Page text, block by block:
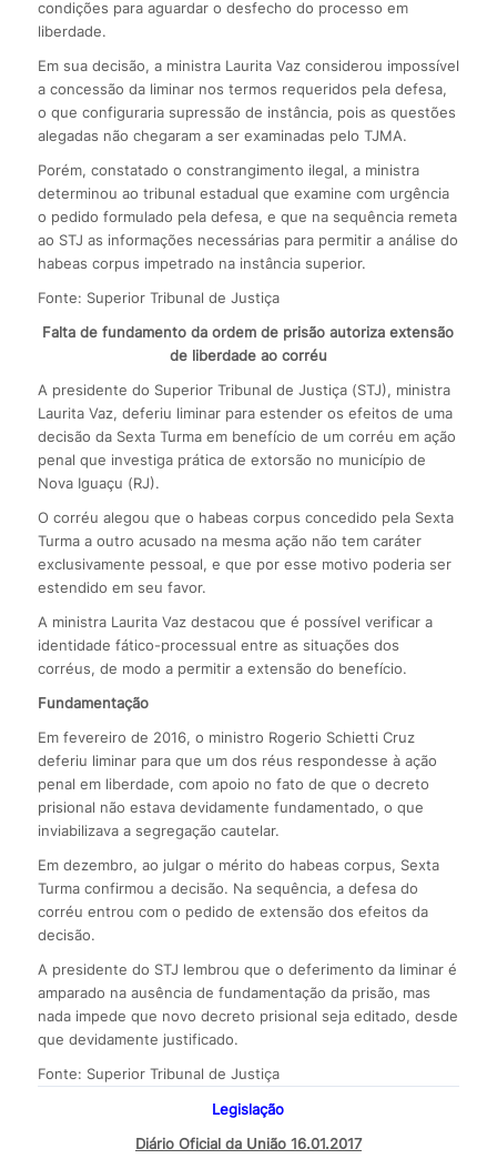
condições para aguardar o desfecho do processo em
liberdade.
Em sua decisão, a ministra Laurita Vaz considerou impossível
a concessão da liminar nos termos requeridos pela defesa,
o que configuraria supressão de instância, pois as questões
alegadas não chegaram a ser examinadas pelo TJMA.
Porém, constatado o constrangimento ilegal, a ministra
determinou ao tribunal estadual que examine com urgência
o pedido formulado pela defesa, e que na sequência remeta
ao STJ as informações necessárias para permitir a análise do
habeas corpus impetrado na instância superior.
Fonte: Superior Tribunal de Justiça
Falta de fundamento da ordem de prisão autoriza extensão
de liberdade ao corréu
A presidente do Superior Tribunal de Justiça (STJ), ministra
Laurita Vaz, deferiu liminar para estender os efeitos de uma
decisão da Sexta Turma em benefício de um corréu em ação
penal que investiga prática de extorsão no município de
Nova Iguaçu (RJ).
O corréu alegou que o habeas corpus concedido pela Sexta
Turma a outro acusado na mesma ação não tem caráter
exclusivamente pessoal, e que por esse motivo poderia ser
estendido em seu favor.
A ministra Laurita Vaz destacou que é possível verificar a
identidade fático-processual entre as situações dos
corréus, de modo a permitir a extensão do benefício.
Fundamentação
Em fevereiro de 2016, o ministro Rogerio Schietti Cruz
deferiu liminar para que um dos réus respondesse à ação
penal em liberdade, com apoio no fato de que o decreto
prisional não estava devidamente fundamentado, o que
inviabilizava a segregação cautelar.
Em dezembro, ao julgar o mérito do habeas corpus, Sexta
Turma confirmou a decisão. Na sequência, a defesa do
corréu entrou com o pedido de extensão dos efeitos da
decisão.
A presidente do STJ lembrou que o deferimento da liminar é
amparado na ausência de fundamentação da prisão, mas
nada impede que novo decreto prisional seja editado, desde
que devidamente justificado.
Fonte: Superior Tribunal de Justiça
Legislação
Diário Oficial da União 16.01.2017